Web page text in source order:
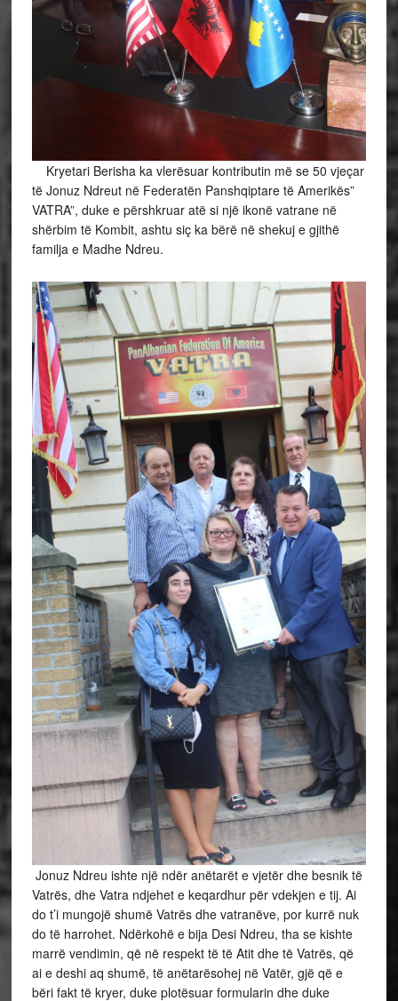
Kryetari Berisha ka vlerësuar kontributin më se 50 vjeçar
të Jonuz Ndreut në Federatën Panshqiptare të Amerikës”
VATRA”, duke e përshkruar atë si një ikonë vatrane në
shërbim të Kombit, ashtu siç ka bërë në shekuj e gjithë
familja e Madhe Ndreu.
Jonuz Ndreu ishte një ndër anëtarët e vjetër dhe besnik të
Vatrës, dhe Vatra ndjehet e keqardhur për vdekjen e tij. Ai
do t’i mungojë shumë Vatrës dhe vatranëve, por kurrë nuk
do të harrohet. Ndërkohë e bija Desi Ndreu, tha se kishte
marrë vendimin, që në respekt të të Atit dhe të Vatrës, që
ai e deshi aq shumë, të anëtarësohej në Vatër, gjë që e
bëri fakt të kryer, duke plotësuar formularin dhe duke